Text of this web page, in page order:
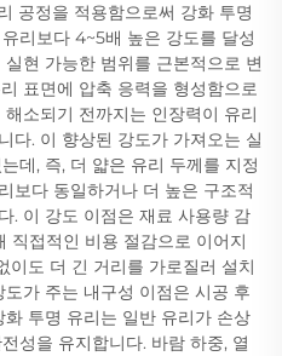
공정을 적용함으로써 강화 투명
리보다 4~5배 높은 강도를 달성
현 가능한 범위를 근본적으로 변
표면에 압축 응력을 형성함으로
소되기 전까지는 인장력이 유리
다. 이 향상된 강도가 가져오는 실
데, 즉, 더 얇은 유리 두께를 지정
보다 동일하거나 더 높은 구조적
. 이 강도 이점은 재료 사용량 감
직접적인 비용 절감으로 이어지
이도 더 긴 거리를 가로질러 설치
가 주는 내구성 이점은 시공 후
투명 유리는 일반 유리가 손상
성을 유지합니다. 바람 하중, 열